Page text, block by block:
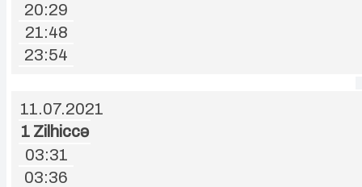
20:29
21:48
23:54
11.07.2021
1 Zilhiccə
03:31
03:36